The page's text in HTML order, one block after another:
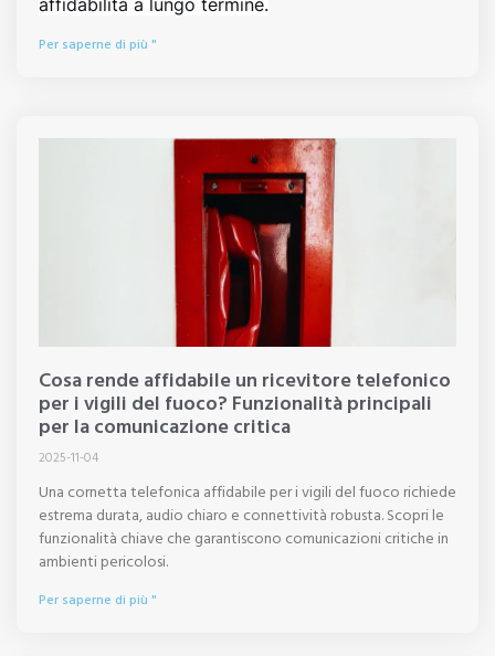
Per saperne di più "
Cosa rende affidabile un ricevitore telefonico
per i vigili del fuoco? Funzionalità principali
per la comunicazione critica
2025-11-04
Una cornetta telefonica affidabile per i vigili del fuoco richiede
estrema durata, audio chiaro e connettività robusta. Scopri le
funzionalità chiave che garantiscono comunicazioni critiche in
ambienti pericolosi.
Per saperne di più "